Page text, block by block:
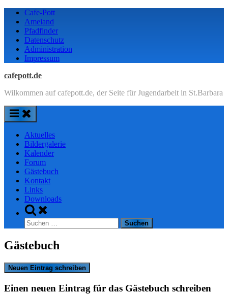
Skip
content
Cafe-Pott
Ameland
Pfadfinder
Datenschutz
Administration
Impressum
cafepott.de
Wilkommen auf cafepott.de, der Seite für Jugendarbeit in St.Barbara
Aktuelles
Bildergalerie
Kalender
Forum
Gästebuch
Kontakt
Links
Downloads
Toggle
search
form
Suchen
nach:
Gästebuch
Einen neuen Eintrag für das Gästebuch schreiben